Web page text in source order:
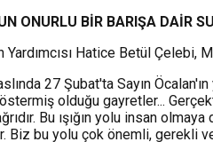
ONURLU BİR BARIŞA DAİR
Yardımcısı Hatice Betül
27 Şubat'ta Sayın
olduğu gayretler...
Bu ışığın yolu insan
Biz bu yolu çok önemli, gerekli